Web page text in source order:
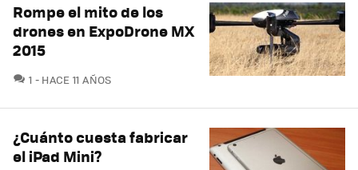
Rompe el mito de los
drones en ExpoDrone MX
2015
1 COMENTARIOS
HACE 11 AÑOS
¿Cuánto cuesta fabricar
el iPad Mini?